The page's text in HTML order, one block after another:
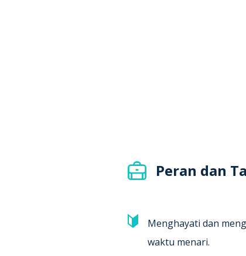
Peran dan
Menghayati dan
waktu menari.